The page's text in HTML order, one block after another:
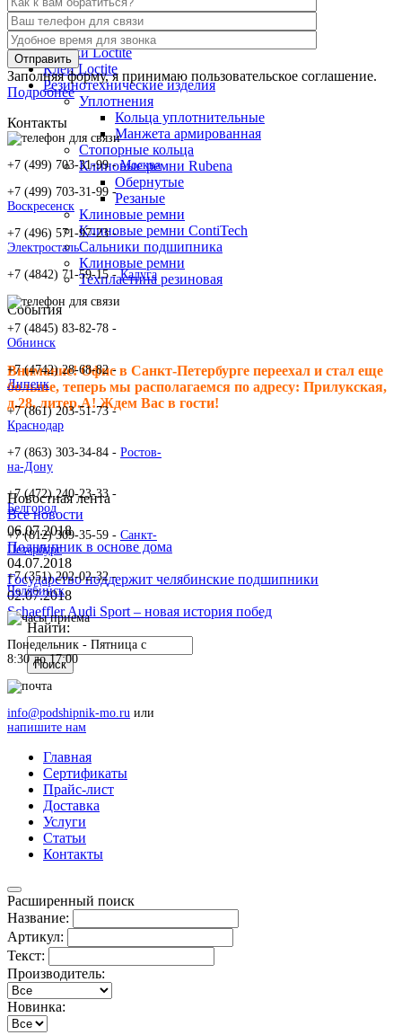
Сопутствующие товары
Смазки Loctite
Клей Loctite
Резинотехнические изделия
Уплотнения
Кольца уплотнительные
Манжета армированная
Стопорные кольца
Клиновые ремни Rubena
Обернутые
Резаные
Клиновые ремни
Клиновые ремни ContiTech
Сальники подшипника
Клиновые ремни
Техпластина резиновая
События
Внимание! Офис в Санкт-Петербурге переехал и стал еще
больше, теперь мы располагаемся по адресу: Прилукская,
д.28, литер.А! Ждем Вас в гости!
Новостная лента
Все новости
06.07.2018
Подшипник в основе дома
04.07.2018
Государство поддержит челябинские подшипники
02.07.2018
Schaeffler Audi Sport – новая история побед
Найти:
Заполняя форму, я принимаю пользовательское соглашение.
Подробнее
Контакты
+7 (499) 703-31-99 -Москва
+7 (499) 703-31-99 -
Воскресенск
+7 (496) 571-97-23 -
Электросталь
+7 (4842) 71-59-15 -Калуга
+7 (4845) 83-82-78 -
Обнинск
+7 (4742) 28-68-82 -
Липецк
+7 (861) 203-51-73 -
Краснодар
+7 (863) 303-34-84 - Ростов-
на-Дону
+7 (472) 240-23-33 -
Белгород
+7 (812) 309-35-59 - Санкт-
Петербург
+7 (351) 202-02-32 -
Челябинск
Понедельник - Пятница c
8:30 до 17:00
info@podshipnik-mo.ru или
напишите нам
Главная
Сертификаты
Прайс-лист
Доставка
Услуги
Статьи
Контакты
Расширенный поиск
Название:
Артикул:
Текст:
Производитель:
Новинка: